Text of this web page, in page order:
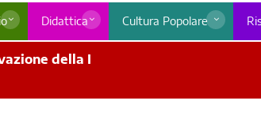
Didattica Cultura Popolare
della I